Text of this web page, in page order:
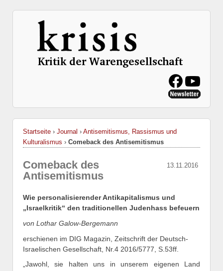
Startseite › Journal › Antisemitismus, Rassismus und
Kulturalismus › Comeback des Antisemitismus
13.11.2016
Comeback des
Antisemitismus
Wie personalisierender Antikapitalismus und
„Israelkritik“ den traditionellen Judenhass befeuern
von Lothar Galow-Bergemann
erschienen im DIG Magazin, Zeitschrift der Deutsch-
Israelischen Gesellschaft, Nr.4 2016/5777, S.53ff.
„Jawohl, sie halten uns in unserem eigenen Land